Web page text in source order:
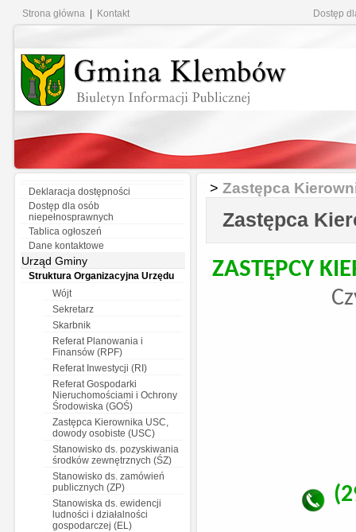
Strona główna Kontakt Dostęp
Deklaracja dostępności
Dostęp dla osób
niepełnosprawnych
Tablica ogłoszeń
Dane kontaktowe
Urząd Gminy
Struktura Organizacyjna Urzędu
Wójt
Sekretarz
Skarbnik
Referat Planowania i
Finansów (RPF)
Referat Inwestycji (RI)
Referat Gospodarki
Nieruchomościami i Ochrony
Środowiska (GOŚ)
Zastępca Kierownika USC,
dowody osobiste (USC)
Stanowisko ds. pozyskiwania
środków zewnętrznych (ŚZ)
Stanowisko ds. zamówień
publicznych (ZP)
Stanowiska ds. ewidencji
ludności i działalności
gospodarczej (EL)
> Zastępca
Zastępca
ZASTĘPCY